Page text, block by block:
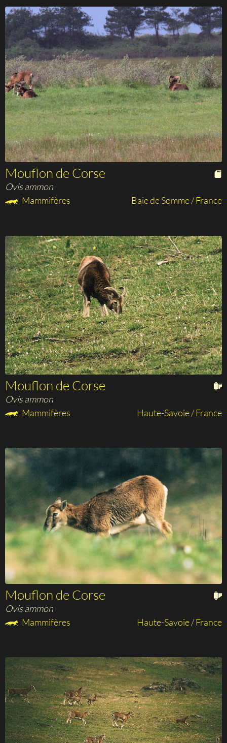
Mouflon de Corse
Ovis ammon
Mammifères
Baie de Somme / France
Mouflon de Corse
Ovis ammon
Mammifères
Haute-Savoie / France
Mouflon de Corse
Ovis ammon
Mammifères
Haute-Savoie / France